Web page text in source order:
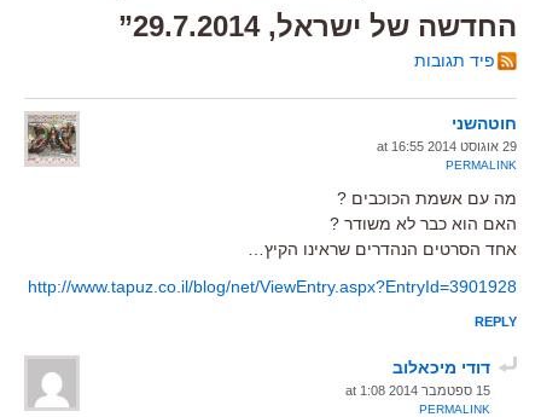
החדשה של ישראל, 29.7.2014”
פיד תגובות
חוטהשני
29 אוגוסט 2014 at 16:55
PERMALINK
מה עם אשמת הכוכבים ?
האם הוא כבר לא משודר ?
אחד הסרטים הנהדרים שראינו הקיץ…
http://www.tapuz.co.il/blog/net/ViewEntry.aspx?EntryId=3901928
REPLY
דודי מיכאלוב
15 ספטמבר 2014 at 1:08
PERMALINK